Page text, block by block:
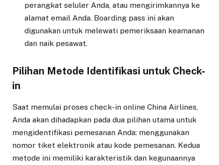
perangkat seluler Anda, atau mengirimkannya ke
alamat email Anda. Boarding pass ini akan
digunakan untuk melewati pemeriksaan keamanan
dan naik pesawat.
Pilihan Metode Identifikasi untuk Check-
in
Saat memulai proses check-in online China Airlines,
Anda akan dihadapkan pada dua pilihan utama untuk
mengidentifikasi pemesanan Anda: menggunakan
nomor tiket elektronik atau kode pemesanan. Kedua
metode ini memiliki karakteristik dan kegunaannya